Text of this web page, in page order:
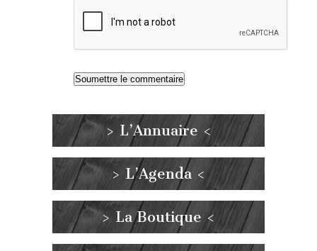
> L’Annuaire <
> L’Agenda <
> La Boutique <